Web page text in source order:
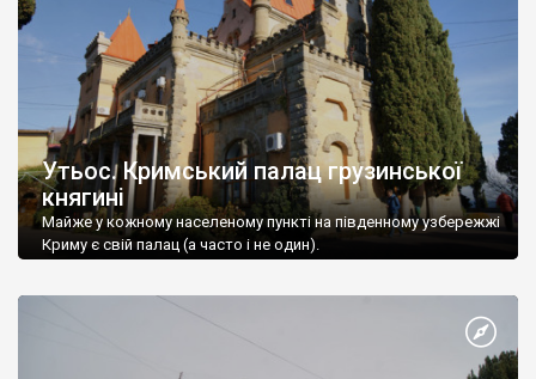
Утьос. Кримський палац грузинської
княгині
Майже у кожному населеному пункті на південному узбережжі
Криму є свій палац (а часто і не один).